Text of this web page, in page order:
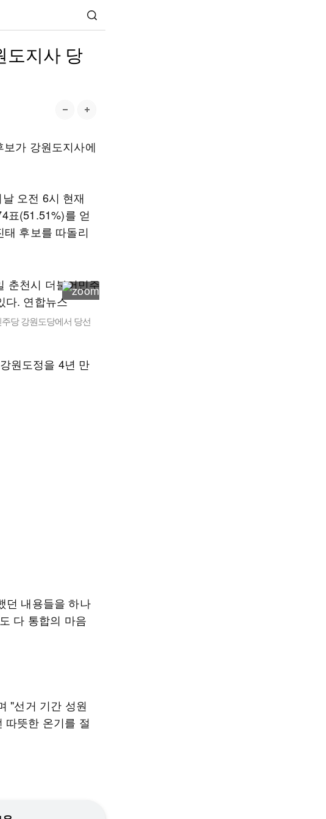
도지사 당
가 강원도지사에
오전 6시 현재
표(51.51%)를 얻
후보를 따돌리
당 강원도당에서 당선
원도정을 4년 만
던 내용들을 하나
다 통합의 마음
"선거 기간 성원
따뜻한 온기를 절